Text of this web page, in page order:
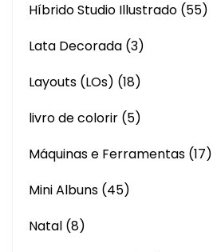
Híbrido Studio Illustrado (55)
Lata Decorada (3)
Layouts (LOs) (18)
livro de colorir (5)
Máquinas e Ferramentas (17)
Mini Albuns (45)
Natal (8)